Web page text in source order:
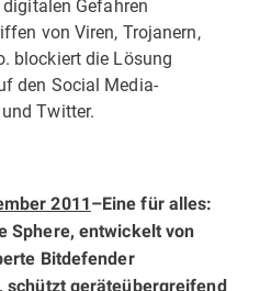
Gefahren
von Viren, Trojanern,
blockiert die Lösung
den Social Media-
Twitter.
2011–Eine für alles:
Sphere, entwickelt von
Bitdefender
, schützt geräteübergreifend